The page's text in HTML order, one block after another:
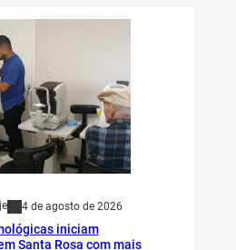
4 de agosto de 2026
iniciam
Santa Rosa com mais